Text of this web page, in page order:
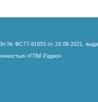
№ ФС77-81953 от 24.09.2021,
«ГПМ Радио»